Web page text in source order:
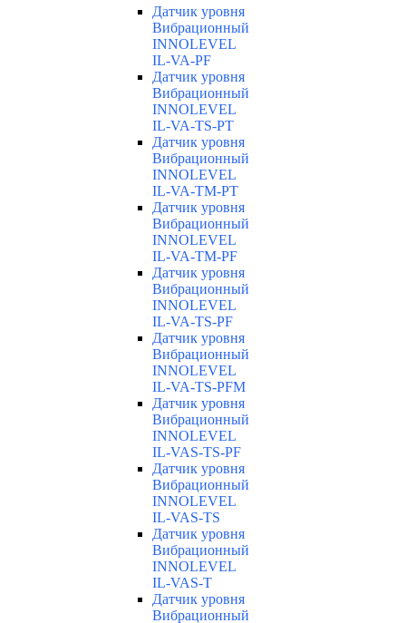
Датчик уровня
Вибрационный
INNOLEVEL
IL-VA-PF
Датчик уровня
Вибрационный
INNOLEVEL
IL-VA-TS-PT
Датчик уровня
Вибрационный
INNOLEVEL
IL-VA-TM-PT
Датчик уровня
Вибрационный
INNOLEVEL
IL-VA-TM-PF
Датчик уровня
Вибрационный
INNOLEVEL
IL-VA-TS-PF
Датчик уровня
Вибрационный
INNOLEVEL
IL-VA-TS-PFM
Датчик уровня
Вибрационный
INNOLEVEL
IL-VAS-TS-PF
Датчик уровня
Вибрационный
INNOLEVEL
IL-VAS-TS
Датчик уровня
Вибрационный
INNOLEVEL
IL-VAS-T
Датчик уровня
Вибрационный